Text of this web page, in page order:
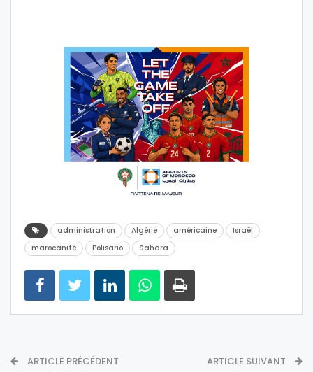
administration Algérie américaine
Israël
marocanité
Polisario Sahara
ARTICLE PRÉCÉDENT ARTICLE SUIVANT